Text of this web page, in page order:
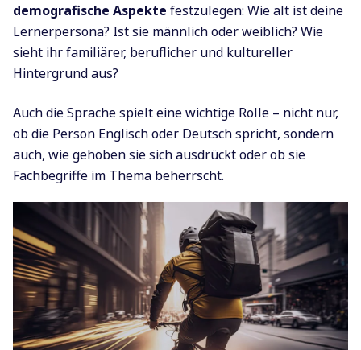
demografische Aspekte festzulegen: Wie alt ist deine
Lernerpersona? Ist sie männlich oder weiblich? Wie
sieht ihr familiärer, beruflicher und kultureller
Hintergrund aus?
Auch die Sprache spielt eine wichtige Rolle – nicht nur,
ob die Person Englisch oder Deutsch spricht, sondern
auch, wie gehoben sie sich ausdrückt oder ob sie
Fachbegriffe im Thema beherrscht.